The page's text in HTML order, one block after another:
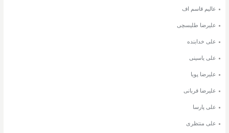
عالیم قاسم اف
علیرضا طلیسچی
علی خدابنده
علی یاسینی
علیرضا پویا
علیرضا قربانی
علی پارسا
علی منتظری